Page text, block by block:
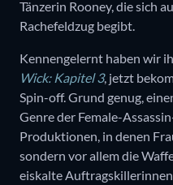
Tänzerin Rooney, die sich
Rachefeldzug begibt.
Kennengelernt haben wir
Wick: Kapitel 3, jetzt
Spin-off. Grund genug,
Genre der Female-
Produktionen, in denen
sondern vor allem die
eiskalte